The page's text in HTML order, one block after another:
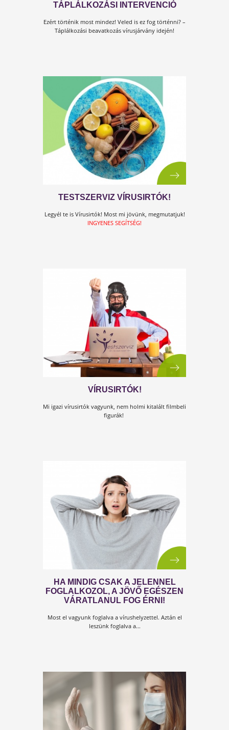
LÉTFONTOSSÁGÚ ADATOK A
TÚLÉLÉSHEZ
Ma már egyre inkább azon a véleményen vannak
virológusok, orvosok, kutatók, hogy ha a járvány le
csökken, újabb és újabb hullámokban bukkan fel.
EGY SOKKAL NAGYOBB
AMIRŐL SENKI NEM BESZÉL…
Most már nem arról van szó, hogy kényelmetlen
otthon maradni! Vagy meg kell szokni az új
bevásárlási rendet, vagy az otthoni munkát...